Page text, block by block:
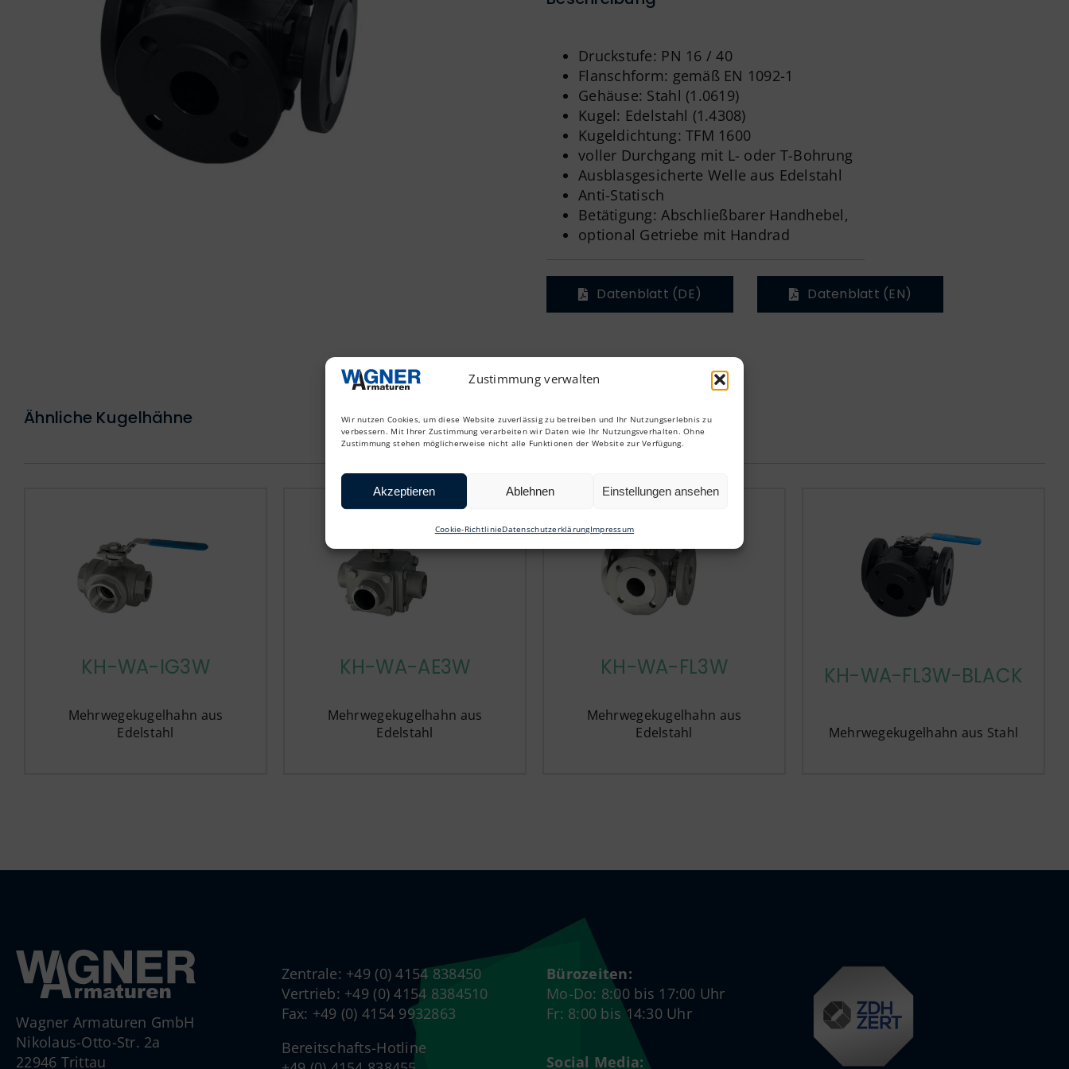
Zustimmung verwalten
Wir nutzen Cookies, um diese Website zuverlässig zu betreiben und Ihr Nutzungserlebnis zu
verbessern. Mit Ihrer Zustimmung verarbeiten wir Daten wie Ihr Nutzungsverhalten. Ohne
Zustimmung stehen möglicherweise nicht alle Funktionen der Website zur Verfügung.
Akzeptieren Ablehnen Einstellungen ansehen
Cookie-RichtlinieDatenschutzerklärungImpressum
Druckstufe: PN 16 / 40
Flanschform: gemäß EN 1092-1
Gehäuse: Stahl (1.0619)
Kugel: Edelstahl (1.4308)
Kugeldichtung: TFM 1600
voller Durchgang mit L- oder T-Bohrung
Ausblasgesicherte Welle aus Edelstahl
Anti-Statisch
Betätigung: Abschließbarer Handhebel,
optional Getriebe mit Handrad
Datenblatt (DE) Datenblatt (EN)
Ähnliche Kugelhähne
KH-WA-IG3W
Mehrwegekugelhahn aus
Edelstahl
KH-WA-AE3W
Mehrwegekugelhahn aus
Edelstahl
KH-WA-FL3W
Mehrwegekugelhahn aus
Edelstahl
KH-WA-FL3W-BLACK
Mehrwegekugelhahn aus Stahl
Wagner Armaturen GmbH
Nikolaus-Otto-Str. 2a
22946 Trittau
Zentrale: +49 (0) 4154 838450
Vertrieb: +49 (0) 4154 8384510
Fax: +49 (0) 4154 9932863
Bereitschafts-Hotline
Bürozeiten:
Mo-Do: 8:00 bis 17:00 Uhr
Fr: 8:00 bis 14:30 Uhr
Social Media: